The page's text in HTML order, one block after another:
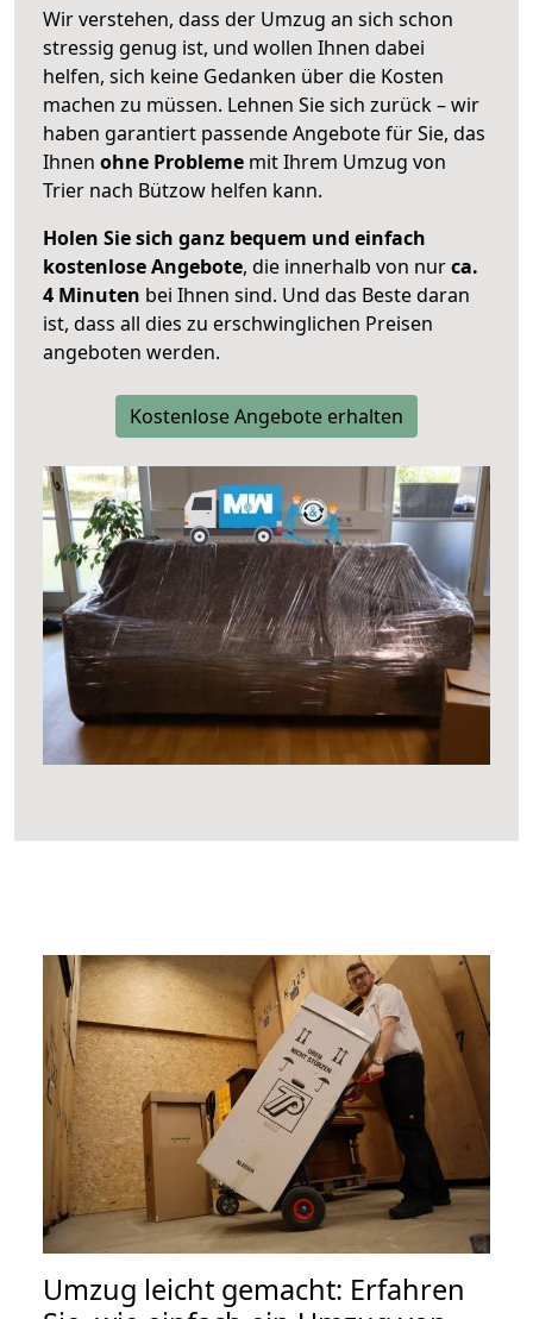
Wir verstehen, dass der Umzug an sich schon
stressig genug ist, und wollen Ihnen dabei
helfen, sich keine Gedanken über die Kosten
machen zu müssen. Lehnen Sie sich zurück – wir
haben garantiert passende Angebote für Sie, das
Ihnen ohne Probleme mit Ihrem Umzug von
Trier nach Bützow helfen kann.
Holen Sie sich ganz bequem und einfach
kostenlose Angebote, die innerhalb von nurca.
4 Minuten bei Ihnen sind. Und das Beste daran
ist, dass all dies zu erschwinglichen Preisen
angeboten werden.
Kostenlose Angebote erhalten
Umzug leicht gemacht: Erfahren